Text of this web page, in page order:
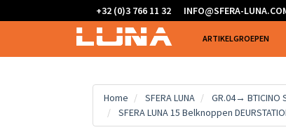
+32 (0)3 766 11 32 INFO@SFERA-
ARTIKELGROEPEN
Home SFERA LUNA
GR.04→ BTICINO
SFERA LUNA 15 Belknoppen